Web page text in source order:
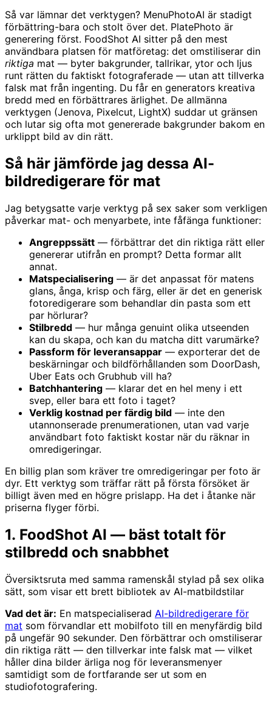
Så var lämnar det verktygen? MenuPhotoAI är stadigt
förbättring-bara och stolt över det. PlatePhoto är
generering först. FoodShot AI sitter på den mest
användbara platsen för matföretag: det omstiliserar din
riktiga mat — byter bakgrunder, tallrikar, ytor och ljus
runt rätten du faktiskt fotograferade — utan att tillverka
falsk mat från ingenting. Du får en generators kreativa
bredd med en förbättrares ärlighet. De allmänna
verktygen (Jenova, Pixelcut, LightX) suddar ut gränsen
och lutar sig ofta mot genererade bakgrunder bakom en
urklippt bild av din rätt.
Så här jämförde jag dessa AI-
bildredigerare för mat
Jag betygsatte varje verktyg på sex saker som verkligen
påverkar mat- och menyarbete, inte fåfänga funktioner:
Angreppssätt — förbättrar det din riktiga rätt eller
genererar utifrån en prompt? Detta formar allt
annat.
Matspecialisering — är det anpassat för matens
glans, ånga, krisp och färg, eller är det en generisk
fotoredigerare som behandlar din pasta som ett
par hörlurar?
Stilbredd — hur många genuint olika utseenden
kan du skapa, och kan du matcha ditt varumärke?
Passform för leveransappar — exporterar det de
beskärningar och bildförhållanden som DoorDash,
Uber Eats och Grubhub vill ha?
Batchhantering — klarar det en hel meny i ett
svep, eller bara ett foto i taget?
Verklig kostnad per färdig bild — inte den
utannonserade prenumerationen, utan vad varje
användbart foto faktiskt kostar när du räknar in
omredigeringar.
En billig plan som kräver tre omredigeringar per foto är
dyr. Ett verktyg som träffar rätt på första försöket är
billigt även med en högre prislapp. Ha det i åtanke när
priserna flyger förbi.
1. FoodShot AI — bäst totalt för
stilbredd och snabbhet
Översiktsruta med samma ramenskål stylad på sex olika
sätt, som visar ett brett bibliotek av AI-matbildstilar
Vad det är: En matspecialiserad AI-bildredigerare för
mat som förvandlar ett mobilfoto till en menyfärdig bild
på ungefär 90 sekunder. Den förbättrar och omstiliserar
din riktiga rätt — den tillverkar inte falsk mat — vilket
håller dina bilder ärliga nog för leveransmenyer
samtidigt som de fortfarande ser ut som en
studiofotografering.